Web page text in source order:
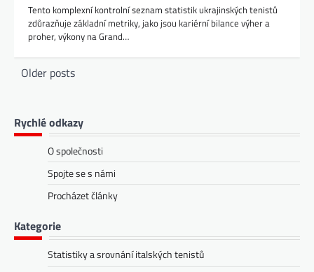
Tento komplexní kontrolní seznam statistik ukrajinských tenistů
zdůrazňuje základní metriky, jako jsou kariérní bilance výher a
proher, výkony na Grand…
Posts
Older posts
Rychlé odkazy
O společnosti
Spojte se s námi
Procházet články
Kategorie
Statistiky a srovnání italských tenistů